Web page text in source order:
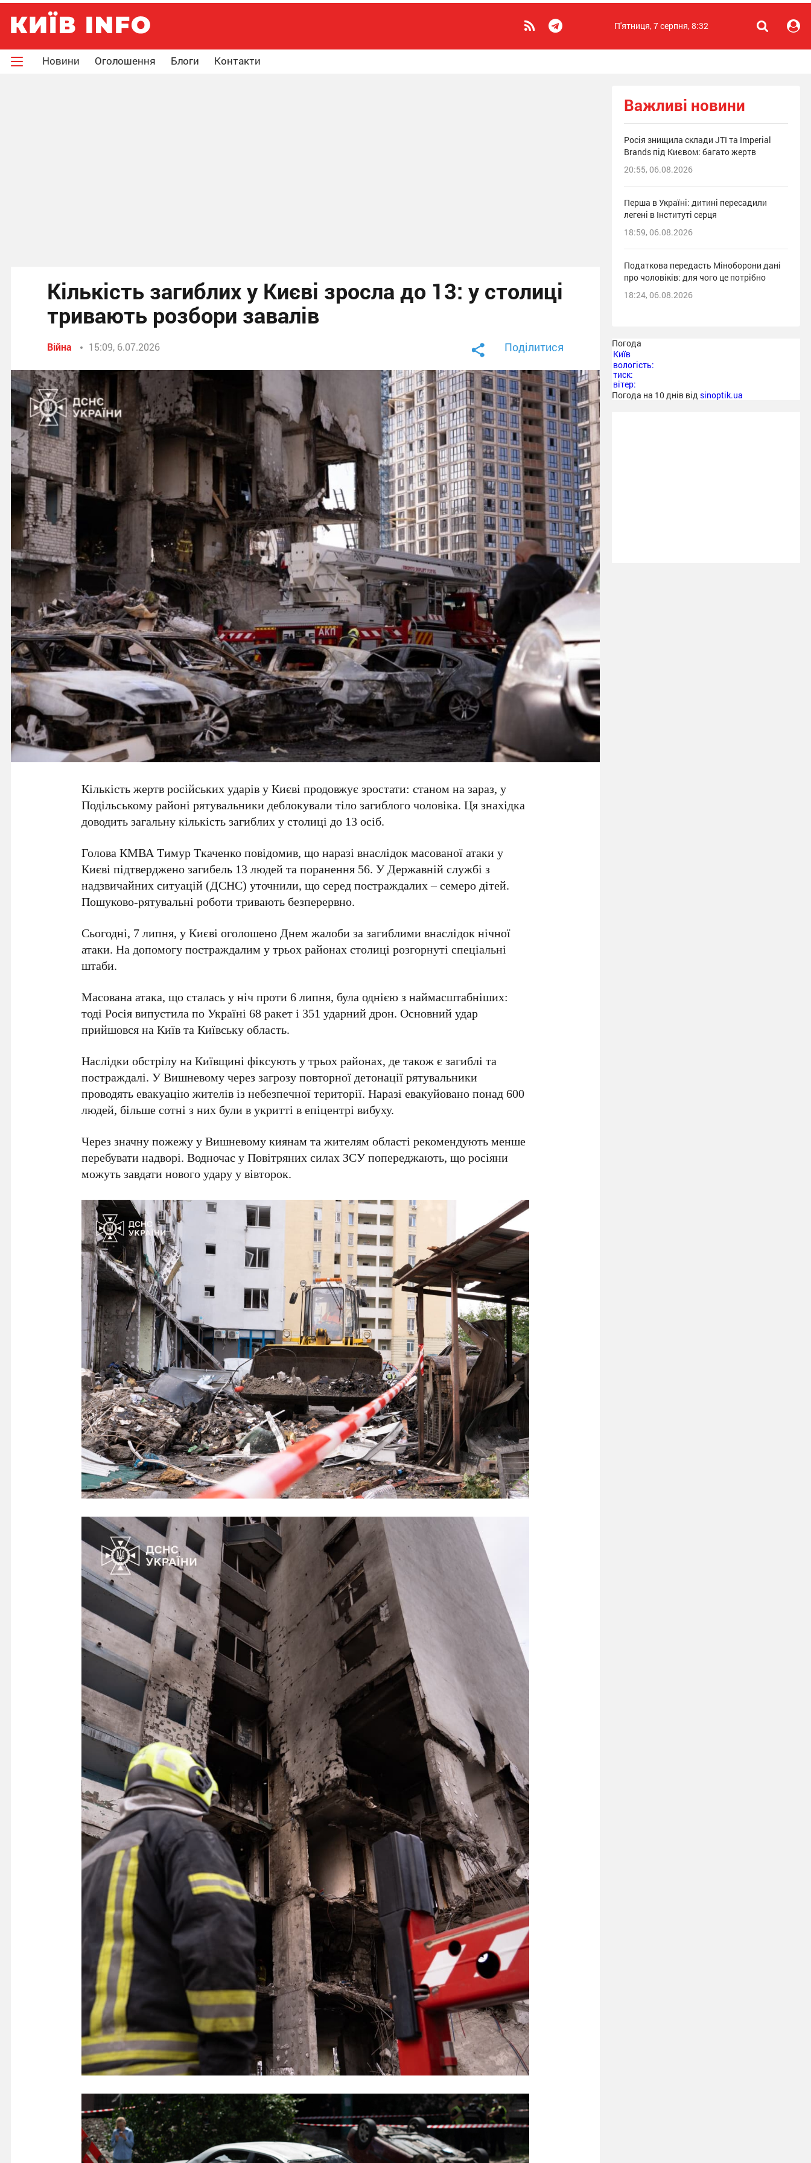
П'ятниця, 7 серпня, 8:32
Новини Оголошення Блоги Контакти
Кількість загиблих у Києві зросла до 13: у столиці
тривають розбори завалів
Війна 15:09, 6.07.2026 Поділитися
Кількість жертв російських ударів у Києві продовжує зростати: станом на зараз, у
Подільському районі рятувальники деблокували тіло загиблого чоловіка. Ця знахідка
доводить загальну кількість загиблих у столиці до 13 осіб.
Голова КМВАТимур Ткаченкоповідомив, що наразі внаслідок масованої атаки у
Києві підтверджено загибель 13 людейта поранення 56. У Державній службі з
надзвичайних ситуацій (ДСНС) уточнили, що серед постраждалих –семеро дітей.
Пошуково-рятувальні роботи тривають безперервно.
Сьогодні, 7 липня, у Києві оголошено Днем жалоби за загиблими внаслідок нічної
атаки. На допомогу постраждалим у трьох районах столиці розгорнуті спеціальні
штаби.
Масована атака, що сталась у ніч проти6 липня, була однією з наймасштабніших:
тоді Росія випустила по Україні68ракет і 351 ударний дрон. Основний удар
прийшовся на Київ та Київську область.
Наслідки обстрілу на Київщині фіксують у трьох районах, де також є загиблі та
постраждалі. У Вишневому через загрозу повторної детонації рятувальники
проводять евакуацію жителів із небезпечної території. Наразі евакуйовано понад600
людей, більше сотні з них були в укритті в епіцентрі вибуху.
Через значну пожежу у Вишневому киянам та жителям області рекомендують менше
перебувати надворі. Водночас у Повітряних силах ЗСУ попереджають, що росіяни
можуть завдати нового удару у вівторок.
Важливі новини
Росія знищила склади JTI та Imperial
Brands під Києвом: багато жертв
20:55, 06.08.2026
Перша в Україні: дитині пересадили
легені в Інституті серця
18:59, 06.08.2026
Податкова передасть Міноборони дані
про чоловіків: для чого це потрібно
18:24, 06.08.2026
Погода
Київ
вологість:
тиск:
вітер:
Погода на 10 днів від sinoptik.ua